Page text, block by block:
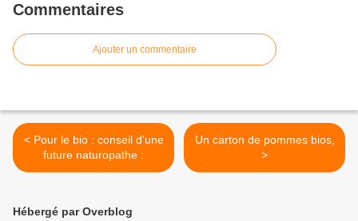
Commentaires
Ajouter un commentaire
< Pour le bio : conseil d'une
future naturopathe :
Un carton de pommes bios,
>
Hébergé par Overblog